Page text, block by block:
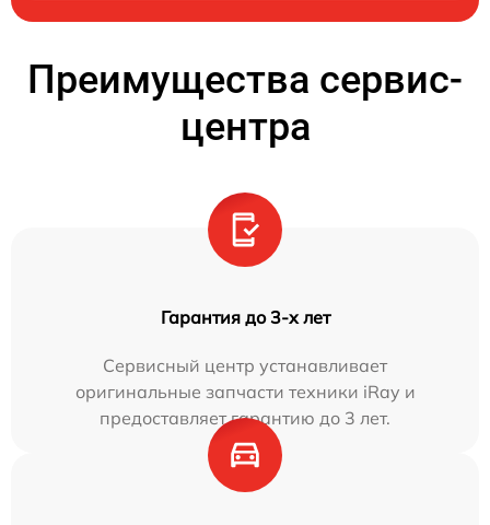
Преимущества сервис-
центра
Гарантия до 3-х лет
Сервисный центр устанавливает
оригинальные запчасти техники iRay и
предоставляет гарантию до 3 лет.